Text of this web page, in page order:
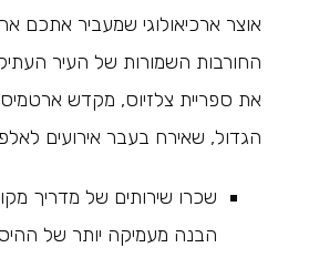
אוצר ארכיאולוגי שמעביר אתכם
החורבות השמורות של העיר
את ספריית צלזיוס, מקדש ארטמיס
הגדול, שאירח בעבר אירועים
שכרו שירותים של מדריך
הבנה מעמיקה יותר של